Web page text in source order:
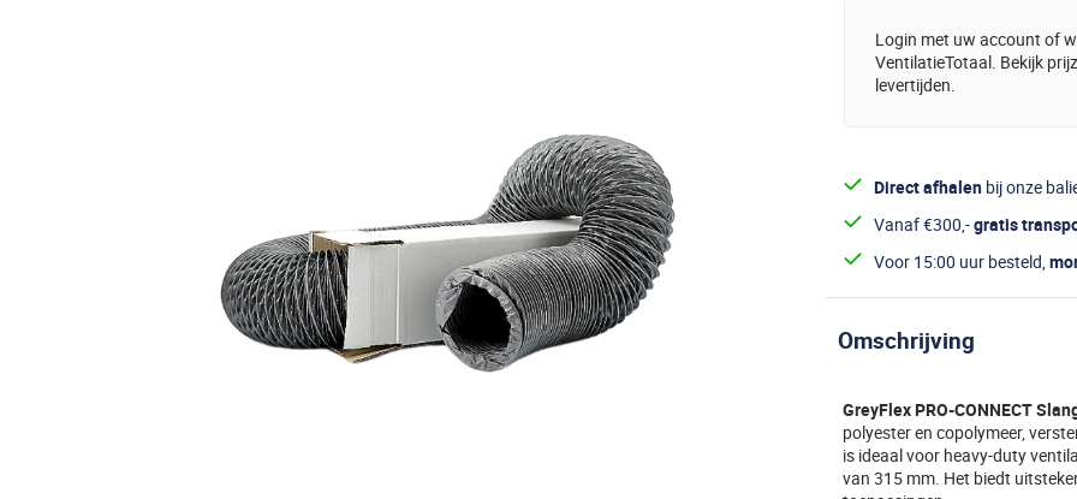
Direct afhalen bij onze
Vanaf €300,-gratis
Voor 15:00 uur besteld,
Login met uw account of
VentilatieTotaal. Bekijk
levertijden.
Omschrijving
GreyFlex PRO-CONNECT
polyester en copolymeer,
is ideaal voor heavy-duty
van 315 mm. Het biedt